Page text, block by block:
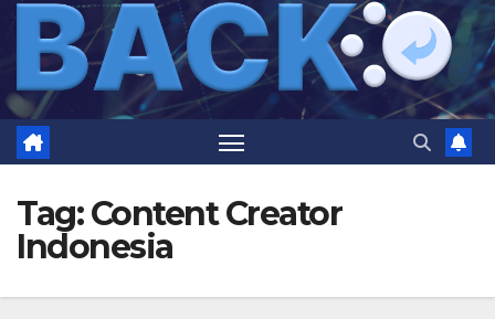
Tag:Content Creator
Indonesia